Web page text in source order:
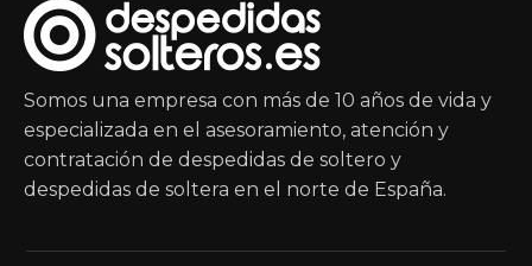
Somos una empresa con más de 10 años de vida y
especializada en el asesoramiento, atención y
contratación de despedidas de soltero y
despedidas de soltera en el norte de España.